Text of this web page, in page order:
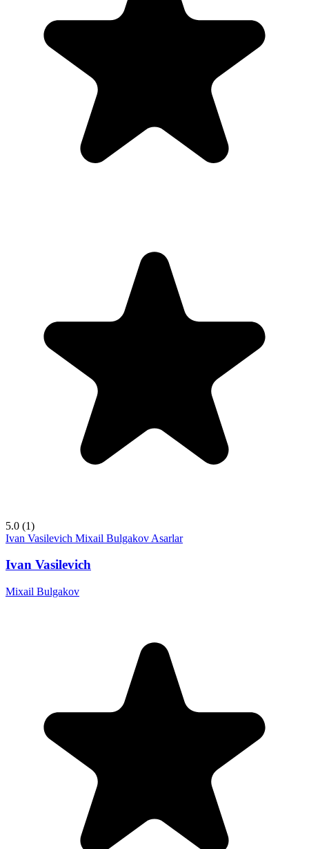
5.0 (1)
Ivan Vasilevich Mixail Bulgakov Asarlar
Ivan Vasilevich
Mixail Bulgakov